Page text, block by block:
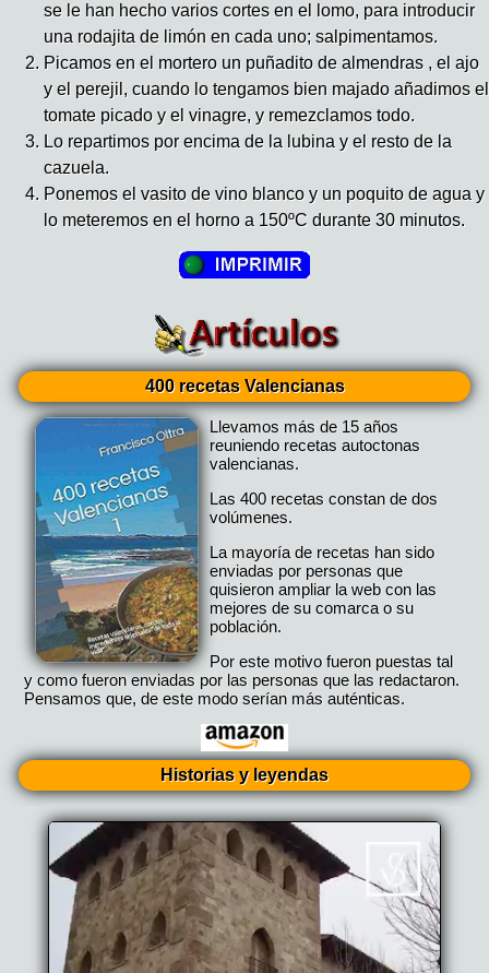
se le han hecho varios cortes en el lomo, para introducir
una rodajita de limón en cada uno; salpimentamos.
Picamos en el mortero un puñadito de almendras , el ajo
y el perejil, cuando lo tengamos bien majado añadimos el
tomate picado y el vinagre, y remezclamos todo.
Lo repartimos por encima de la lubina y el resto de la
cazuela.
Ponemos el vasito de vino blanco y un poquito de agua y
lo meteremos en el horno a 150ºC durante 30 minutos.
400 recetas Valencianas
Llevamos más de 15 años
reuniendo recetas autoctonas
valencianas.
Las 400 recetas constan de dos
volúmenes.
La mayoría de recetas han sido
enviadas por personas que
quisieron ampliar la web con las
mejores de su comarca o su
población.
Por este motivo fueron puestas tal
y como fueron enviadas por las personas que las redactaron.
Pensamos que, de este modo serían más auténticas.
Historias y leyendas